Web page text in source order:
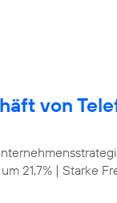
von
21,7% | Starke